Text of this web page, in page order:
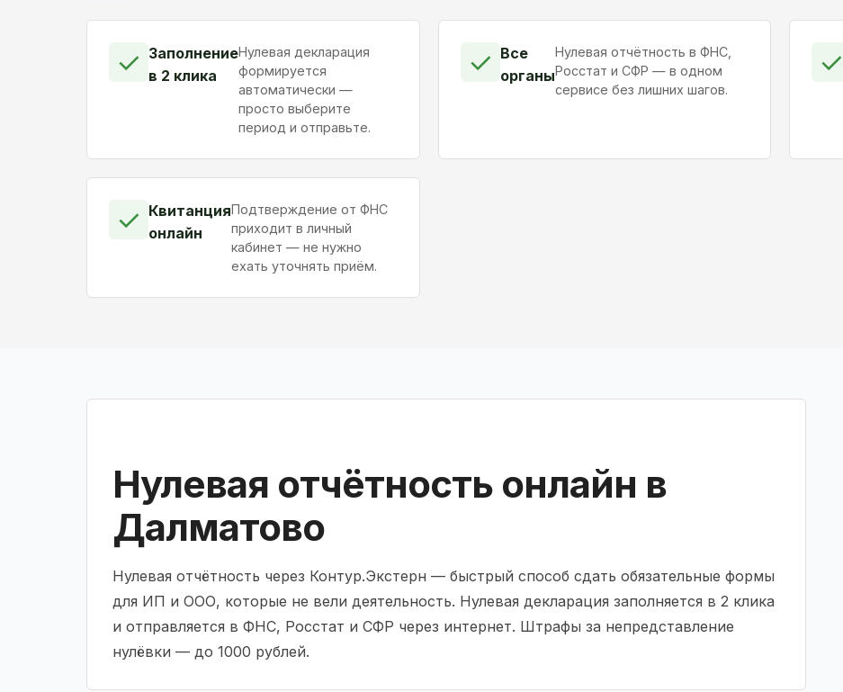
✓ Заполнение
в 2 клика
Нулевая декларация
формируется
автоматически —
просто выберите
период и отправьте.
✓ Все
органы
Нулевая отчётность в ФНС,
Росстат и СФР — в одном
сервисе без лишних шагов.
✓
✓ Квитанция
онлайн
Подтверждение от ФНС
приходит в личный
кабинет — не нужно
ехать уточнять приём.
Нулевая отчётность онлайн в
Далматово
Нулевая отчётность через Контур.Экстерн — быстрый способ сдать обязательные формы
для ИП и ООО, которые не вели деятельность. Нулевая декларация заполняется в 2 клика
и отправляется в ФНС, Росстат и СФР через интернет. Штрафы за непредставление
нулёвки — до 1000 рублей.